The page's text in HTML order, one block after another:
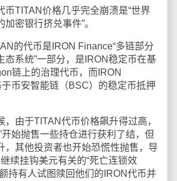
TITAN价格几乎完全崩溃是“世界
加密银行挤兑事件”。
的代币是IRON Finance“多链部分
态系统”一部分，是IRON稳定币在基
链上的治理代币，而IRON
币安智能链（BSC）的稳定币抵押
由于TITAN代币价格飙升得过高，
开始抛售一些持仓进行获利了结，但
，其他投资者也开始恐慌性抛售，导
续挂钩美元有关的“死亡连锁效
持有人试图赎回他们的IRON代币并